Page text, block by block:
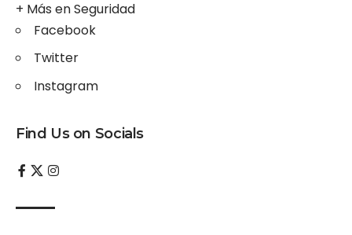
+ Más enSeguridad
Facebook
Twitter
Instagram
Find Us on Socials